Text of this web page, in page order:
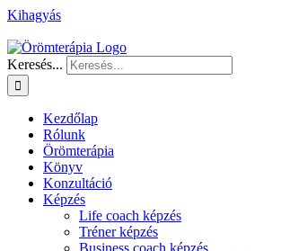
Kihagyás
Keresés...
Kezdőlap
Rólunk
Örömterápia
Könyv
Konzultáció
Képzés
Life coach képzés
Tréner képzés
Business coach képzés